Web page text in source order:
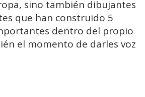
sino también dibujantes
que han construido 5
dentro del propio
el momento de darles voz